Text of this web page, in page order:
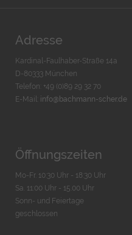
Adresse
Kardinal-Faulhaber-Straße 14a
D-80333 München
Telefon: +49 (0)89 29 32 70
E-Mail: info@bachmann-scher.de
Öffnungszeiten
Mo-Fr. 10:30 Uhr - 18:30 Uhr
Sa. 11:00 Uhr - 15.00 Uhr
Sonn- und Feiertage
geschlossen